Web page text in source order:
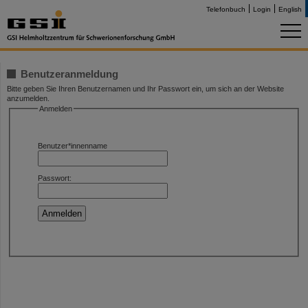
Telefonbuch Login English
Benutzeranmeldung
Bitte geben Sie Ihren Benutzernamen und Ihr Passwort ein, um sich an der Website
anzumelden.
Anmelden
Benutzer*innenname
Passwort: